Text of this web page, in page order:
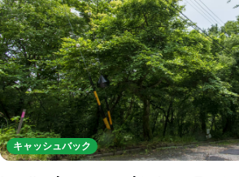
キャッシュバック